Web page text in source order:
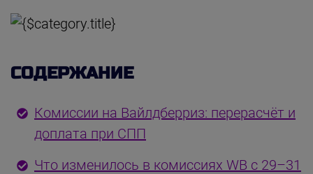
СОДЕРЖАНИЕ
Комиссии на Вайлдберриз: перерасчёт и
доплата при СПП
Что изменилось в комиссиях WB с 29–31